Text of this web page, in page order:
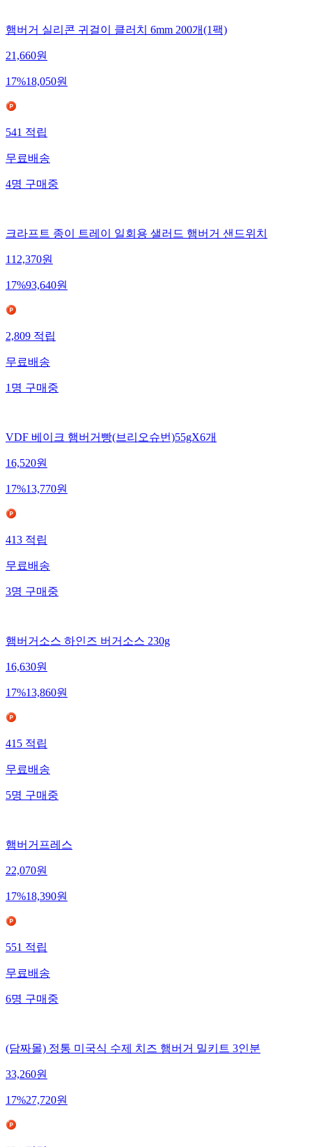
햄버거 실리콘 귀걸이 클러치 6mm 200개(1팩)
21,660원
17%18,050원
541적립
무료배송
4명구매중
크라프트 종이 트레이 일회용 샐러드 햄버거 샌드위치
112,370원
17%93,640원
2,809적립
무료배송
1명구매중
VDF 베이크 햄버거빵(브리오슈번)55gX6개
16,520원
17%13,770원
413적립
무료배송
3명구매중
햄버거소스 하인즈 버거소스 230g
16,630원
17%13,860원
415적립
무료배송
5명구매중
햄버거프레스
22,070원
17%18,390원
551적립
무료배송
6명구매중
(담짜몰) 정통 미국식 수제 치즈 햄버거 밀키트 3인분
33,260원
17%27,720원